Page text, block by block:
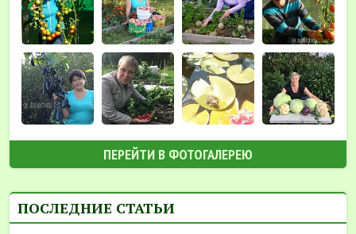
ПЕРЕЙТИ В ФОТОГАЛЕРЕЮ
ПОСЛЕДНИЕ СТАТЬИ